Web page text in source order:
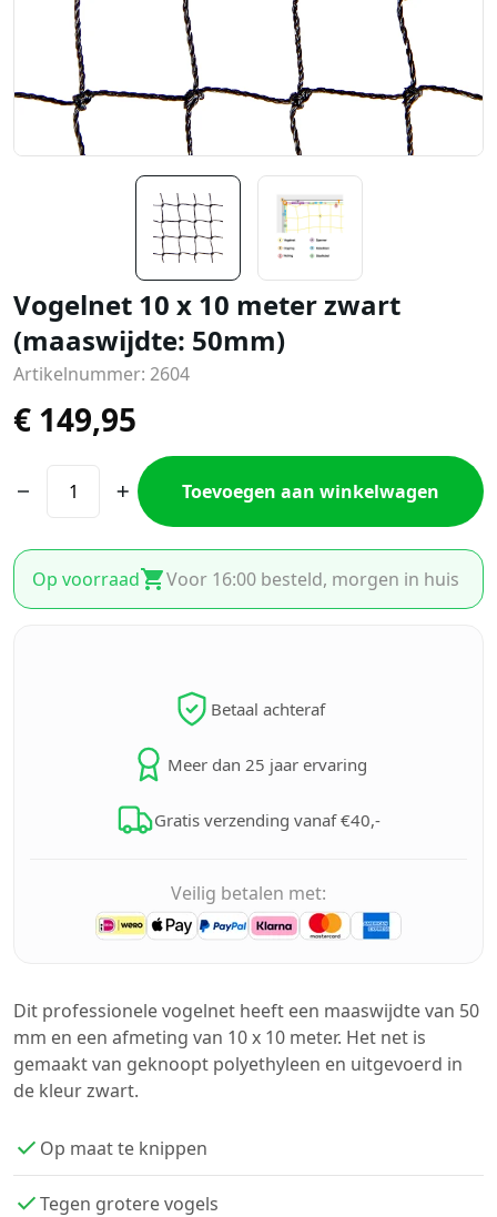
Vogelnet 10 x 10 meter zwart
(maaswijdte: 50mm)
Artikelnummer: 2604
€ 149,95
Toevoegen aan winkelwagen
Op voorraad Voor 16:00 besteld, morgen in huis
Betaal achteraf
Meer dan 25 jaar ervaring
Gratis verzending vanaf €40,-
Veilig betalen met:
Dit professionele vogelnet heeft een maaswijdte van 50
mm en een afmeting van 10 x 10 meter. Het net is
gemaakt van geknoopt polyethyleen en uitgevoerd in
de kleur zwart.
Op maat te knippen
Tegen grotere vogels